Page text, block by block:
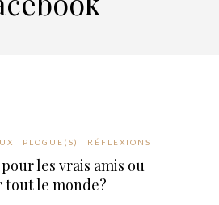
PLOGUE(S) RÉFLEXIONS
les vrais amis ou
tout le monde?